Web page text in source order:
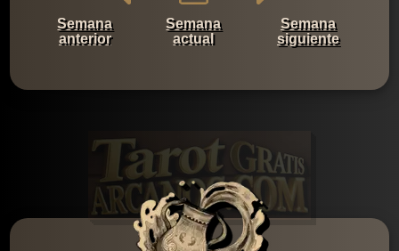
Semana
anterior
Semana
actual
Semana
siguiente